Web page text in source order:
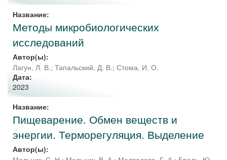
Название:
Методы микробиологических
исследований
Автор(ы):
Лагун, Л. В.; Тапальский, Д. В.; Стома, И. О.
Дата:
2023
Название:
Пищеварение. Обмен веществ и
энергии. Терморегуляция. Выделение
Автор(ы):